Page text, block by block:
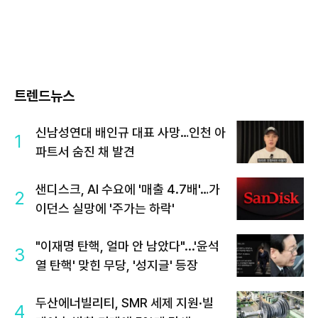
트렌드뉴스
1
신남성연대 배인규 대표 사망…인천 아
파트서 숨진 채 발견
2
샌디스크, AI 수요에 '매출 4.7배'…가
이던스 실망에 '주가는 하락'
3
"이재명 탄핵, 얼마 안 남았다"...'윤석
열 탄핵' 맞힌 무당, '성지글' 등장
4
두산에너빌리티, SMR 세제 지원·빌